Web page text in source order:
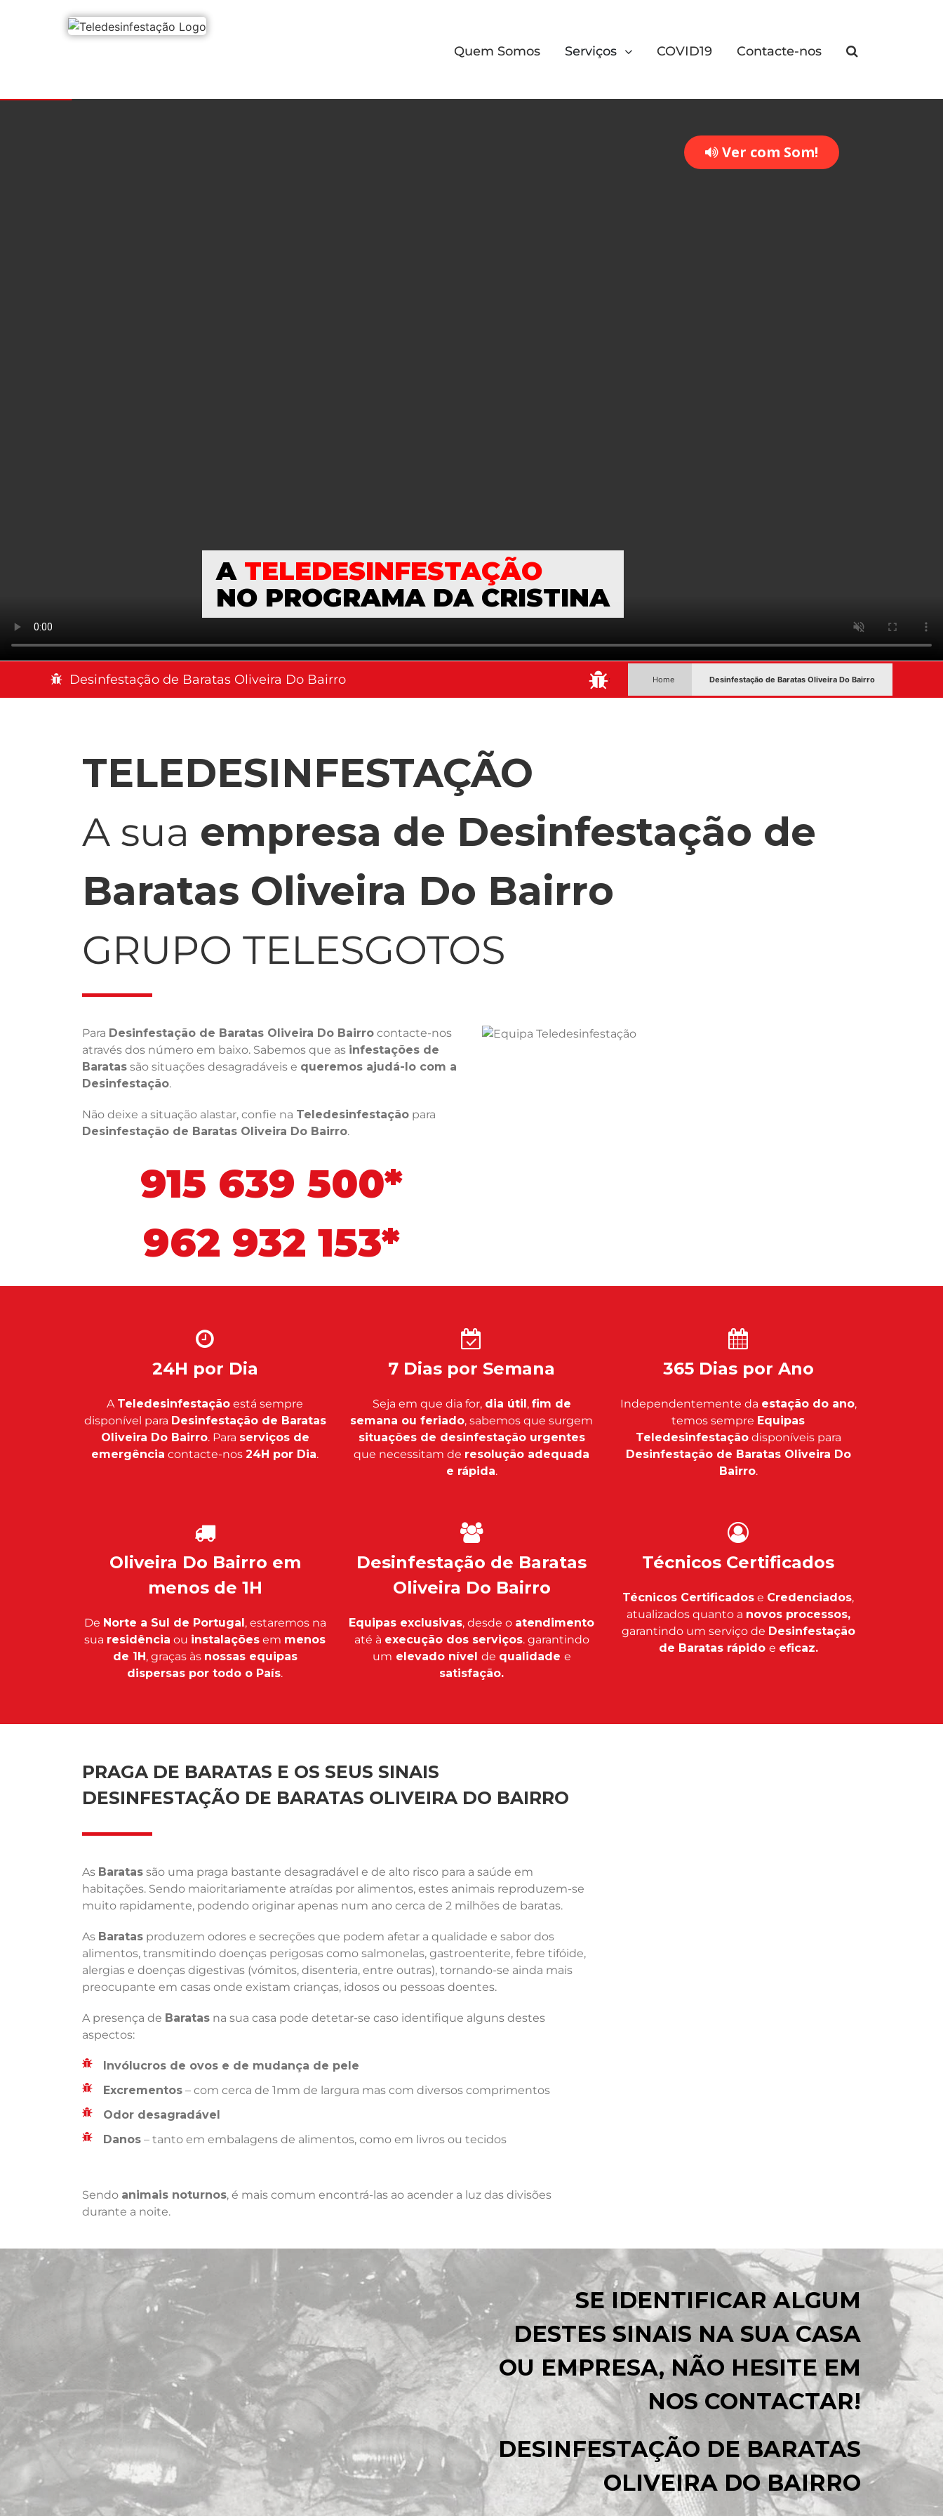
Quem Somos Serviços COVID19 Contacte-nos
A TELEDESINFESTAÇÃO
NO PROGRAMA DA CRISTINA
Ver com Som!
Desinfestação de Baratas Oliveira Do Bairro : Home Desinfestação de Baratas Oliveira Do Bairro
TELEDESINFESTAÇÃO
A sua empresa de Desinfestação de
Baratas Oliveira Do Bairro
GRUPO TELESGOTOS
Para Desinfestação de Baratas Oliveira Do Bairro contacte-nos
através dos número em baixo. Sabemos que as infestações de
Baratas são situações desagradáveis e queremos ajudá-lo com a
Desinfestação.
Não deixe a situação alastar, confie na Teledesinfestação para
Desinfestação de Baratas Oliveira Do Bairro.
915 639 500*
962 932 153*
24H por Dia
A Teledesinfestação está sempre
disponível para Desinfestação de Baratas
Oliveira Do Bairro. Para serviços de
emergência contacte-nos 24H por Dia.
7 Dias por Semana
Seja em que dia for, dia útil, fim de
semana ou feriado, sabemos que surgem
situações de desinfestação urgentes
que necessitam de resolução adequada
e rápida.
365 Dias por Ano
Independentemente da estação do ano,
temos sempre Equipas
Teledesinfestaçãodisponíveis para
Desinfestação de Baratas Oliveira Do
Bairro.
Oliveira Do Bairro em
menos de 1H
De Norte a Sul de Portugal, estaremos na
sua residência ou instalações em menos
de 1H, graças às nossas equipas
dispersas por todo o País.
Desinfestação de Baratas
Oliveira Do Bairro
Equipas exclusivas, desde o atendimento
até à execução dos serviços. garantindo
um elevado nível de qualidade e
satisfação.
Técnicos Certificados
Técnicos Certificados e Credenciados,
atualizados quanto a novos processos,
garantindo um serviço de Desinfestação
de Baratas rápido e eficaz.
PRAGA DE BARATAS E OS SEUS SINAIS
DESINFESTAÇÃO DE BARATAS OLIVEIRA DO BAIRRO
As Baratas são uma praga bastante desagradável e de alto risco para a saúde em
habitações. Sendo maioritariamente atraídas por alimentos, estes animais reproduzem-se
muito rapidamente, podendo originar apenas num ano cerca de 2 milhões de baratas.
As Baratas produzem odores e secreções que podem afetar a qualidade e sabor dos
alimentos, transmitindo doenças perigosas como salmonelas, gastroenterite, febre tifóide,
alergias e doenças digestivas (vómitos, disenteria, entre outras), tornando-se ainda mais
preocupante em casas onde existam crianças, idosos ou pessoas doentes.
A presença de Baratas na sua casa pode detetar-se caso identifique alguns destes
aspectos:
Invólucros de ovos e de mudança de pele
Excrementos – com cerca de 1mm de largura mas com diversos comprimentos
Odor desagradável
Danos – tanto em embalagens de alimentos, como em livros ou tecidos
Sendo animais noturnos, é mais comum encontrá-las ao acender a luz das divisões
durante a noite.
SE IDENTIFICAR ALGUM
DESTES SINAIS NA SUA CASA
OU EMPRESA, NÃO HESITE EM
NOS CONTACTAR!
DESINFESTAÇÃO DE BARATAS
OLIVEIRA DO BAIRRO